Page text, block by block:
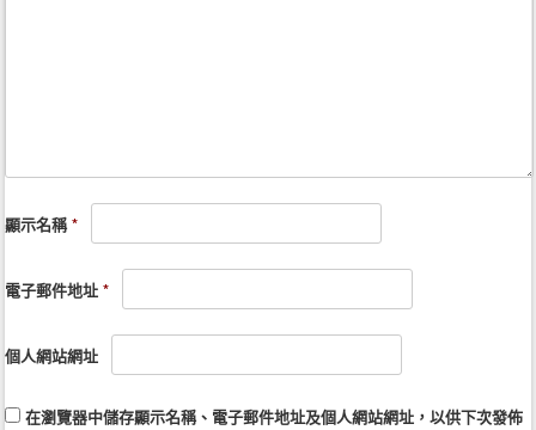
顯示名稱*
電子郵件地址*
個人網站網址
在瀏覽器中儲存顯示名稱、電子郵件地址及個人網站網址，以供下次發佈